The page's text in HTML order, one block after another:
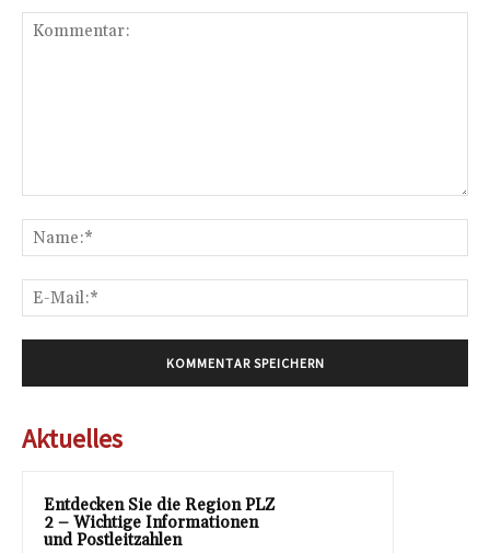
Aktuelles
Entdecken Sie die Region PLZ
2 – Wichtige Informationen
und Postleitzahlen